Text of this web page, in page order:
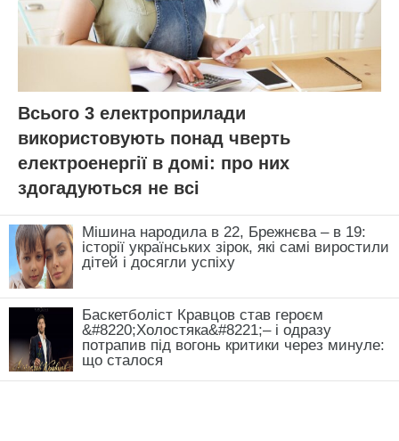
Всього 3 електроприлади
використовують понад чверть
електроенергії в домі: про них
здогадуються не всі
Мішина народила в 22, Брежнєва – в 19:
історії українських зірок, які самі виростили
дітей і досягли успіху
Баскетболіст Кравцов став героєм
&#8220;Холостяка&#8221;– і одразу
потрапив під вогонь критики через минуле:
що сталося